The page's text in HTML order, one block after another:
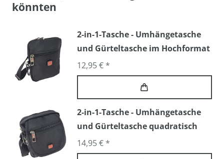
könnten
2-in-1-Tasche - Umhängetasche
und Gürteltasche im Hochformat
12,95 € *
2-in-1-Tasche - Umhängetasche
und Gürteltasche quadratisch
14,95 € *